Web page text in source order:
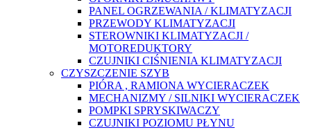
PANEL OGRZEWANIA / KLIMATYZACJI
PRZEWODY KLIMATYZACJI
STEROWNIKI KLIMATYZACJI /
MOTOREDUKTORY
CZUJNIKI CIŚNIENIA KLIMATYZACJI
CZYSZCZENIE SZYB
PIÓRA , RAMIONA WYCIERACZEK
MECHANIZMY / SILNIKI WYCIERACZEK
POMPKI SPRYSKIWACZY
CZUJNIKI POZIOMU PŁYNU